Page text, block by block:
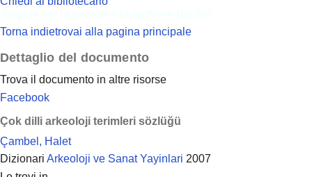
Torna indietrovai alla pagina principale
Dettaglio del documento
Trova il documento in altre risorse
Facebook
Çok dilli arkeoloji terimleri sözlüğü
Çambel, Halet
Dizionari Arkeoloji ve Sanat Yayinlari 2007